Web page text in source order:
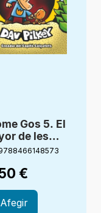
Gos 5. El
de les
€
Afegir